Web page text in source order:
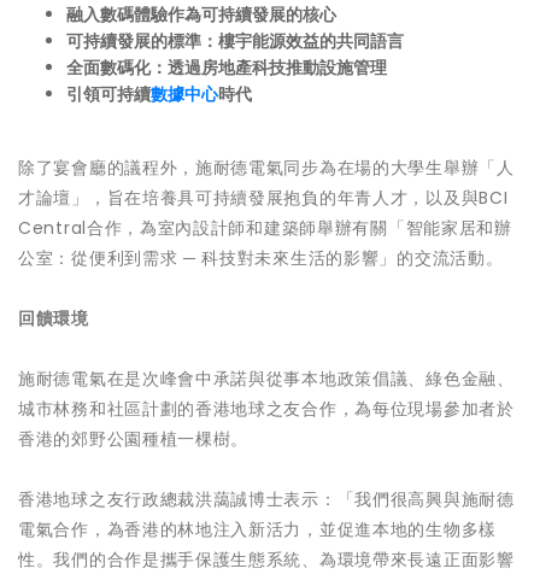
融入數碼體驗作為可持續發展的核心
可持續發展的標準：樓宇能源效益的共同語言
全面數碼化： 透過房地產科技推動設施管理
引領可持續數據中心時代
除了宴會廳的議程外，施耐德電氣同步為在場的大學生舉辦「人
才論壇」，旨在培養具可持續發展抱負的年青人才，以及與BCI
Central合作，為室內設計師和建築師舉辦有關「智能家居和辦
公室：從便利到需求 ─ 科技對未來生活的影響」的交流活動。
回饋環境
施耐德電氣在是次峰會中承諾與從事本地政策倡議、綠色金融、
城市林務和社區計劃的香港地球之友合作，為每位現場參加者於
香港的郊野公園種植一棵樹。
香港地球之友行政總裁洪藹誠博士表示：「我們很高興與施耐德
電氣合作，為香港的林地注入新活力，並促進本地的生物多樣
性。我們的合作是攜手保護生態系統、為環境帶來長遠正面影響